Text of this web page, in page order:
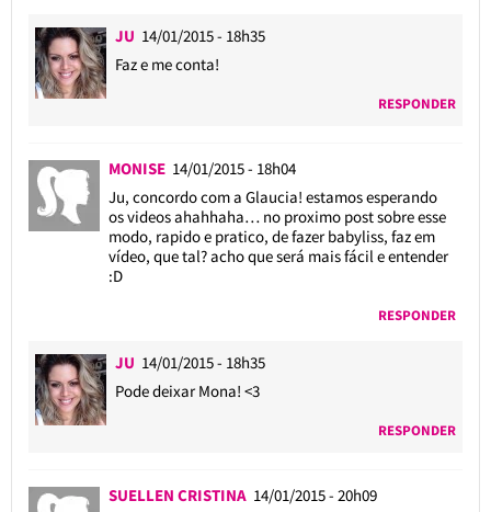
JU 14/01/2015 - 18h35
Faz e me conta!
RESPONDER
MONISE 14/01/2015 - 18h04
Ju, concordo com a Glaucia! estamos esperando
os videos ahahhaha… no proximo post sobre esse
modo, rapido e pratico, de fazer babyliss, faz em
vídeo, que tal? acho que será mais fácil e entender
:D
RESPONDER
JU 14/01/2015 - 18h35
Pode deixar Mona! <3
RESPONDER
SUELLEN CRISTINA 14/01/2015 - 20h09